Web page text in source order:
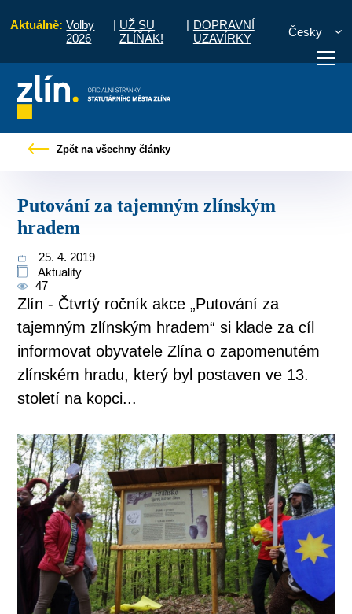
Aktuálně: Volby
2026
| UŽ SU
ZLÍŇÁK!
| DOPRAVNÍ
UZAVÍRKY
Česky
vyřídit Potřebuji zaplatit
Zpět na všechny články
Putování za tajemným zlínským
hradem
25. 4. 2019
Aktuality
47
Zlín - Čtvrtý ročník akce „Putování za
tajemným zlínským hradem“ si klade za cíl
informovat obyvatele Zlína o zapomenutém
zlínském hradu, který byl postaven ve 13.
století na kopci...